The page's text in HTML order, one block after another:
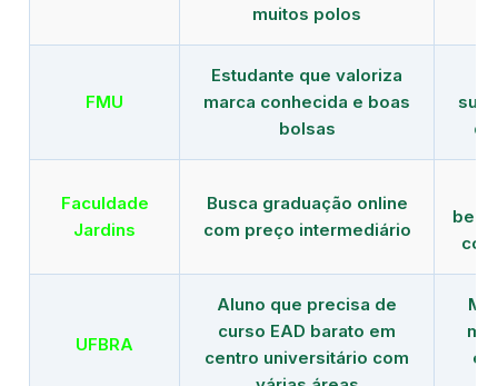
muitos polos
FMU
Estudante que valoriza
marca conhecida e boas
bolsas
Faculdade
Jardins
Busca graduação online
com preço intermediário
UFBRA
Aluno que precisa de
curso EAD barato em
centro universitário com